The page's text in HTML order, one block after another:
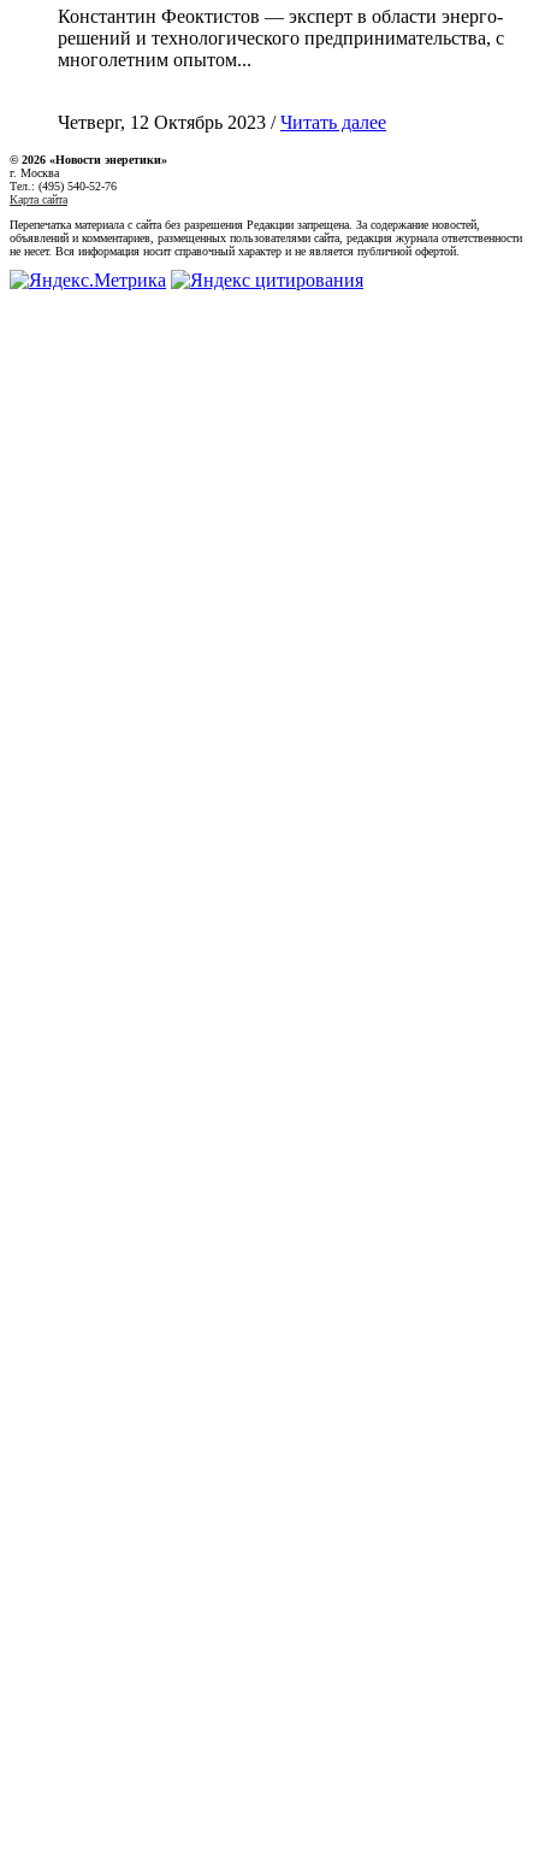
Константин Феоктистов — эксперт в области энерго-
решений и технологического предпринимательства, с
многолетним опытом...
Четверг, 12 Октябрь 2023 /Читать далее
© 2026 «Новости энеретики»
г. Москва
Тел.: (495) 540-52-76
Карта сайта
Перепечатка материала с сайта без разрешения Редакции запрещена. За содержание новостей,
объявлений и комментариев, размещенных пользователями сайта, редакция журнала ответственности
не несет. Вся информация носит справочный характер и не является публичной офертой.